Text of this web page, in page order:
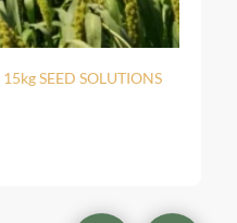
SEED SOLUTIONS